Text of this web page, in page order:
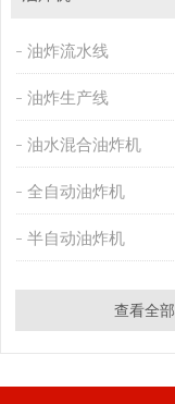
油炸流水线
油炸生产线
油水混合油炸机
全自动油炸机
半自动油炸机
查看全部